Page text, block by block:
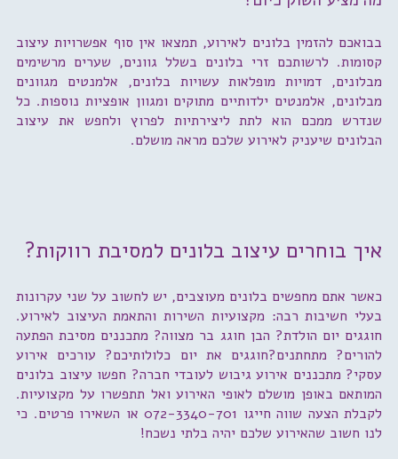
בבואכם להזמין בלונים לאירוע, תמצאו אין סוף אפשרויות עיצוב
קסומות. לרשותכם זרי בלונים בשלל גוונים, שערים מרשימים
מבלונים, דמויות מופלאות עשויות בלונים, אלמנטים מגוונים
מבלונים, אלמנטים ילדותיים מתוקים ומגוון אופציות נוספות. כל
שנדרש ממכם הוא לתת ליצירתיות לפרוץ ולחפש את עיצוב
הבלונים שיעניק לאירוע שלכם מראה מושלם.
איך בוחרים עיצוב בלונים למסיבת רווקות?
כאשר אתם מחפשים בלונים מעוצבים, יש לחשוב על שני עקרונות
בעלי חשיבות רבה: מקצועיות השירות והתאמת העיצוב לאירוע.
חוגגים יום הולדת? הבן חוגג בר מצווה? מתכננים מסיבת הפתעה
להורים? מתחתנים?חוגגים את יום כלולותיכם? עורכים אירוע
עסקי? מתכננים אירוע גיבוש לעובדי חברה? חפשו עיצוב בלונים
המותאם באופן מושלם לאופי האירוע ואל תתפשרו על מקצועיות.
לקבלת הצעה שווה חייגו 072-3340-701 או השאירו פרטים. כי
לנו חשוב שהאירוע שלכם יהיה בלתי נשכח!